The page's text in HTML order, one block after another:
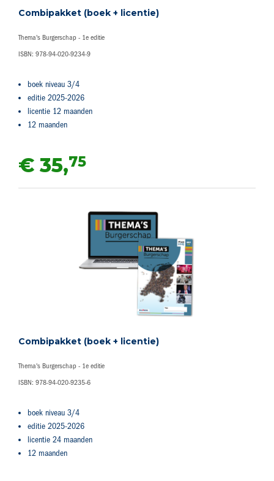
Combipakket (boek + licentie)
Thema's Burgerschap - 1e editie
ISBN: 978-94-020-9234-9
boek niveau 3/4
editie 2025-2026
licentie 12 maanden
12 maanden
€ 35,75
Combipakket (boek + licentie)
Thema's Burgerschap - 1e editie
ISBN: 978-94-020-9235-6
boek niveau 3/4
editie 2025-2026
licentie 24 maanden
12 maanden